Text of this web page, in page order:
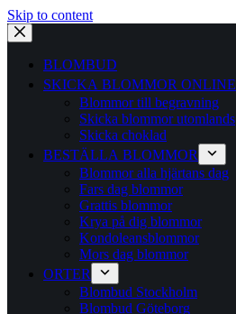
Skip to content
BLOMBUD
SKICKA BLOMMOR ONLINE
Blommor till begravning
Skicka blommor utomlands
Skicka choklad
BESTÄLLA BLOMMOR
Blommor alla hjärtans dag
Fars dag blommor
Grattis blommor
Krya på dig blommor
Kondoleansblommor
Mors dag blommor
ORTER
Blombud Stockholm
Blombud Göteborg